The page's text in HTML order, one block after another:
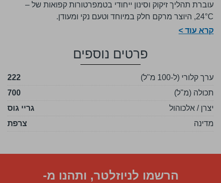
עוברת תהליך זיקוק וסינון ייחודי בטמפרטורות קפואות של ‎–
24°C‎, היוצר מרקם חלק במיוחד וטעם נקי ומעודן.
קרא עוד >
פרטים נוספים
ערך קלורי (ל-100 מ"ל)
222
תכולה (מ"ל)
700
יצרן / אלכוהול
גריי גוס
מדינה
צרפת
הרשמו לניוזלטר, ותהנו מ-